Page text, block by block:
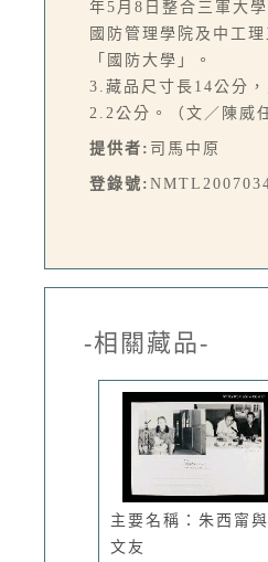
年5月8日整合三軍大
國防管理學院及中工
「國防大學」。
3.藏品尺寸長14公分
2.2公分。（文／陳威
提供者: 司馬中原
登錄號:
-相關藏品-
主要名稱：朱西甯與
文友